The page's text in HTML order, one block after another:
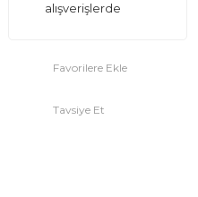
alışverişlerde
Tavsiye Et